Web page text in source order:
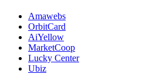
Amawebs
OrbitCard
AiYellow
MarketCoop
Lucky Center
Ubiz